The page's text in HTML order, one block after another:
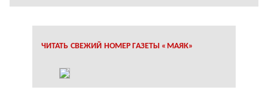
ЧИТАТЬ СВЕЖИЙ НОМЕР ГАЗЕТЫ «МАЯК»